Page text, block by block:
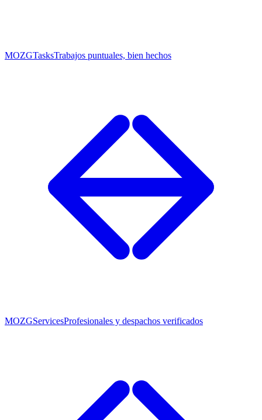
MOZGTasksTrabajos puntuales, bien hechos
MOZGServicesProfesionales y despachos verificados